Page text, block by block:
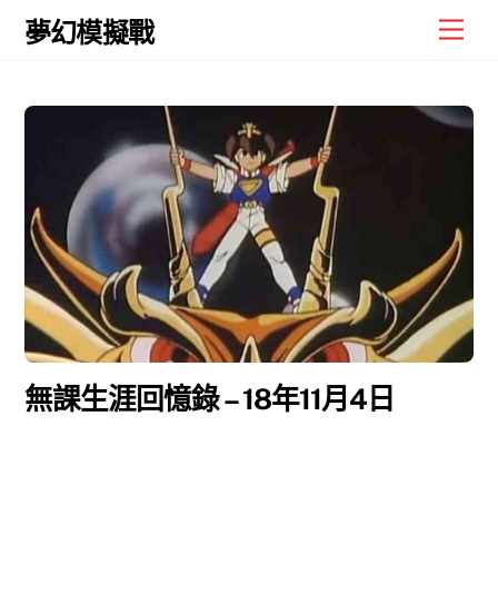
Skip
夢幻模擬戰
無課生涯回憶錄 – 18年11月4日